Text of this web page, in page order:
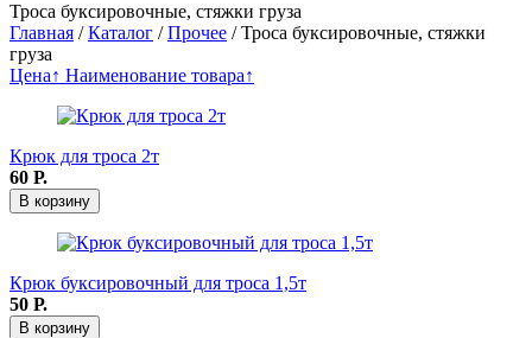
Троса буксировочные, стяжки груза
Главная /Каталог /Прочее /Троса буксировочные, стяжки
груза
Цена↑ Наименование товара↑
Крюк для троса 2т
60 Р.
В корзину
Крюк буксировочный для троса 1,5т
50 Р.
В корзину